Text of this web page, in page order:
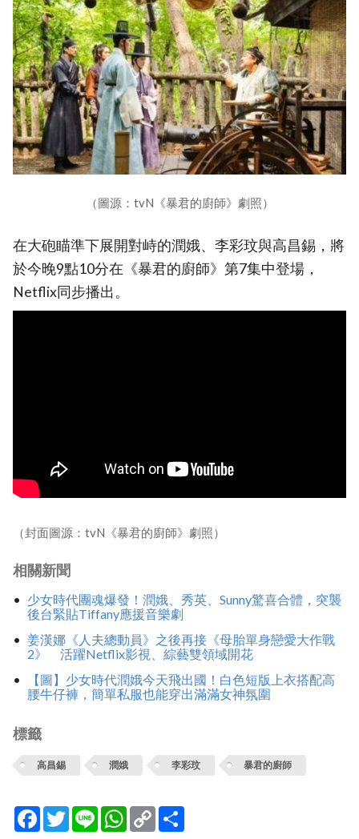
（圖源：tvN《暴君的廚師》劇照）
在大砲瞄準下展開對峙的潤娥、李彩玟與高昌錫，將
於今晚9點10分在《暴君的廚師》第7集中登場，
Netflix同步播出。
（封面圖源：tvN《暴君的廚師》劇照）
相關新聞
少女時代團魂爆發！潤娥、秀英、Sunny驚喜合體，突襲
後台緊貼Tiffany應援音樂劇
姜漢娜《人夫總動員》之後再接《母胎單身戀愛大作戰
2》 活躍Netflix影視、綜藝雙領域開花
【圖】少女時代潤娥今天飛出國！白色短版上衣搭配高
腰牛仔褲，簡單私服也能穿出滿滿女神氛圍
標籤
高昌錫 潤娥 李彩玟 暴君的廚師
Facebook
TwitterLine WhatsApp
Copy
Link